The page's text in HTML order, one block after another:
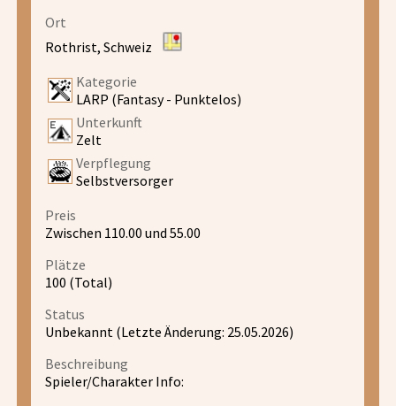
Ort
Rothrist, Schweiz
Kategorie
LARP (Fantasy - Punktelos)
Unterkunft
Zelt
Verpflegung
Selbstversorger
Preis
Zwischen 110.00 und 55.00
Plätze
100 (Total)
Status
Unbekannt (Letzte Änderung: 25.05.2026)
Beschreibung
Spieler/Charakter Info: